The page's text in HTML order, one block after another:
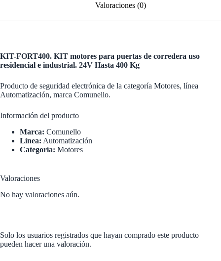
Valoraciones (0)
KIT-FORT400. KIT motores para puertas de corredera uso
residencial e industrial. 24V Hasta 400 Kg
Producto de seguridad electrónica de la categoría Motores, línea
Automatización, marca Comunello.
Información del producto
Marca: Comunello
Línea: Automatización
Categoría: Motores
Valoraciones
No hay valoraciones aún.
Solo los usuarios registrados que hayan comprado este producto
pueden hacer una valoración.